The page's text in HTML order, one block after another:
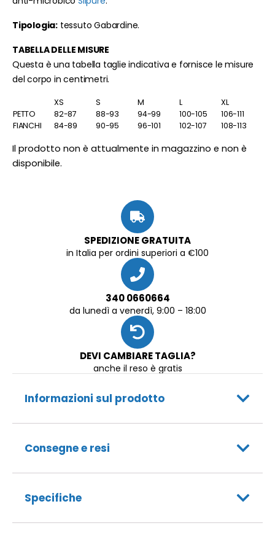
Tipologia: tessuto Gabardine.
TABELLA DELLE MISURE
Questa è una tabella taglie indicativa e fornisce le misure
del corpo in centimetri.
XS S M L
XL
PETTO
82-87 88-93 94-99 100-105
106-111
FIANCHI
84-89 90-95 96-101 102-107 108-113
Il prodotto non è attualmente in magazzino e non è
disponibile.
SPEDIZIONE GRATUITA
in Italia per ordini superiori a €100
340 0660664
da lunedì a venerdì, 9:00 – 18:00
DEVI CAMBIARE TAGLIA?
anche il reso è gratis
Informazioni sul prodotto
Consegne e resi
Specifiche